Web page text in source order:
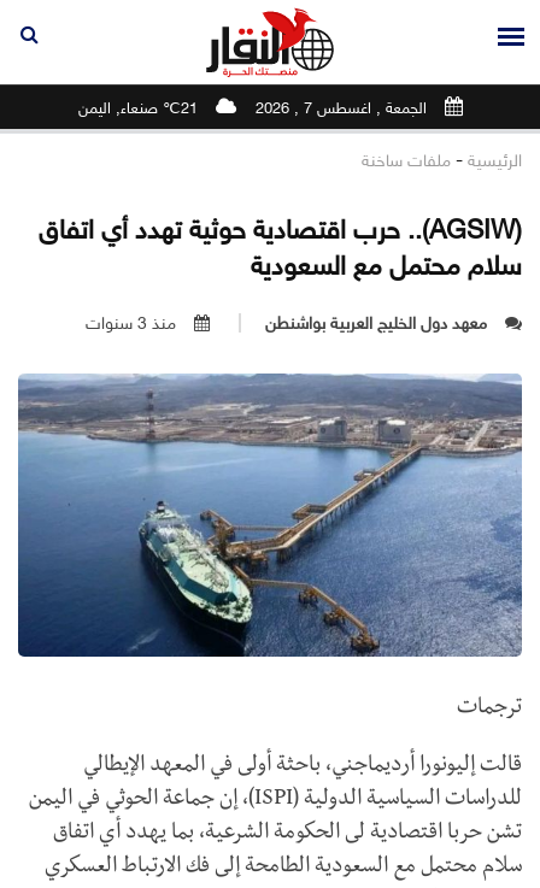
الجمعة , اغسطس 7 , 2026 21℃ صنعاء, اليمن
الرئيسية - ملفات ساخنة
(AGSIW).. حرب اقتصادية حوثية تهدد أي اتفاق
سلام محتمل مع السعودية
معهد دول الخليج العربية بواشنطن منذ 3 سنوات
ترجمات
قالت إليونورا أرديماجني، باحثة أولى في المعهد الإيطالي
للدراسات السياسية الدولية (ISPI)، إن جماعة الحوثي في اليمن
تشن حربا اقتصادية لى الحكومة الشرعية، بما يهدد أي اتفاق
سلام محتمل مع السعودية الطامحة إلى فك الارتباط العسكري